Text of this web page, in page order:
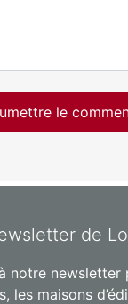
le
de
notre newsletter
les maisons